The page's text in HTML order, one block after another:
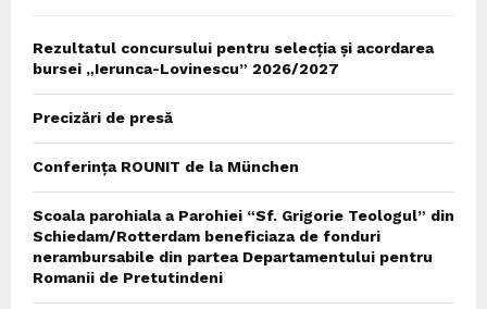
Rezultatul concursului pentru selecția și acordarea
bursei „Ierunca-Lovinescu” 2026/2027
Precizări de presă
Conferința ROUNIT de la München
Scoala parohiala a Parohiei “Sf. Grigorie Teologul” din
Schiedam/Rotterdam beneficiaza de fonduri
nerambursabile din partea Departamentului pentru
Romanii de Pretutindeni